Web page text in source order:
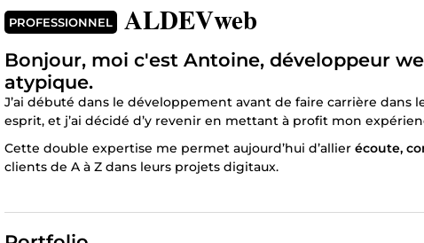
PROFESSIONNEL ALDEVweb
Bonjour, moi c'est Antoine, développeur
atypique.
J’ai débuté dans le développement avant de faire carrière dans
esprit, et j’ai décidé d’y revenir en mettant à profit mon
Cette double expertise me permet aujourd’hui d’allier écoute,
clients de A à Z dans leurs projets digitaux.
spécialiser dans lacréation de sites WordPress professionnels,